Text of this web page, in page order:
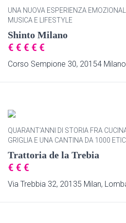
UNA NUOVA ESPERIENZA
MUSICA E LIFESTYLE
Shinto Milano
€ € € € €
Corso Sempione 30, 20154 Milano
QUARANT'ANNI DI STORIA FRA
GRIGLIA E UNA CANTINA DA 1000
Trattoria de la Trebia
€ € €
Via Trebbia 32, 20135 Milan,